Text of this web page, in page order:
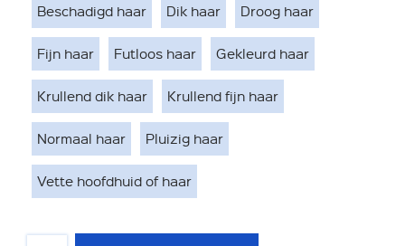
Beschadigd haar Dik haar Droog haar
Fijn haar Futloos haar Gekleurd haar
Krullend dik haar Krullend fijn haar
Normaal haar Pluizig haar
Vette hoofdhuid of haar